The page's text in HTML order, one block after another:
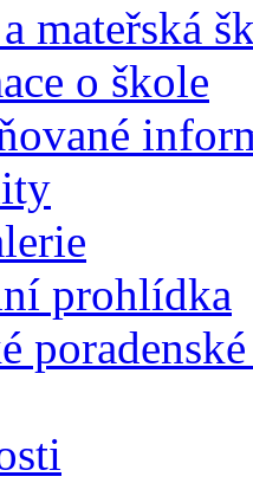
mateřská
o škole
prohlídka